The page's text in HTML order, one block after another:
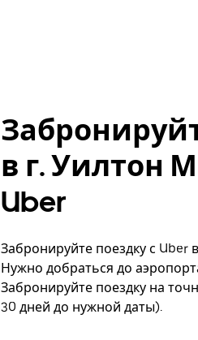
в г. Уилтон
Uber
Забронируйте поездку с Uber
Нужно добраться до
Забронируйте поездку на
30 дней до нужной даты).